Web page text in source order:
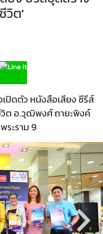
วิต'
ปิดตัว หนังสือเสียง ซีรีส์
ต อ.วุฒิพงศ์ ถายะพิงค์
ระราม 9